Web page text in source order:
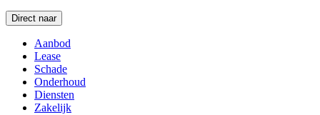
Direct naar
Aanbod
Lease
Schade
Onderhoud
Diensten
Zakelijk